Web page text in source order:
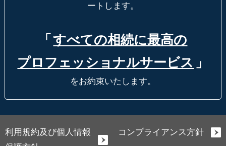
ートします。
「 すべての相続に最高の
プロフェッショナルサービス 」
をお約束いたします。
利用規約及び個人情報
コンプライアンス方針